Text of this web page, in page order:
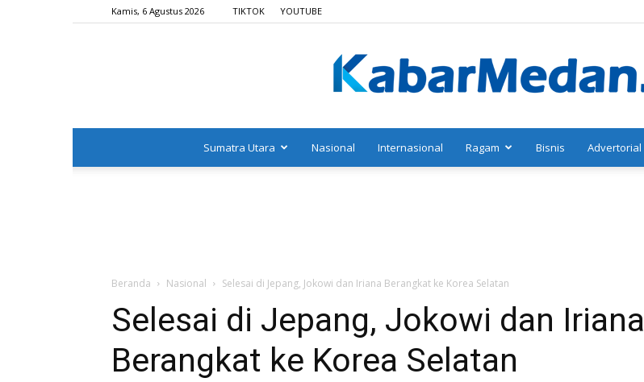
Kamis, 6 Agustus 2026 TIKTOK YOUTUBE
Sumatra Utara Nasional Internasional Ragam Bisnis Advertorial
Beranda Nasional Selesai di Jepang, Jokowi dan Iriana Berangkat ke Korea Selatan
Selesai di Jepang, Jokowi dan Iriana
Berangkat ke Korea Selatan